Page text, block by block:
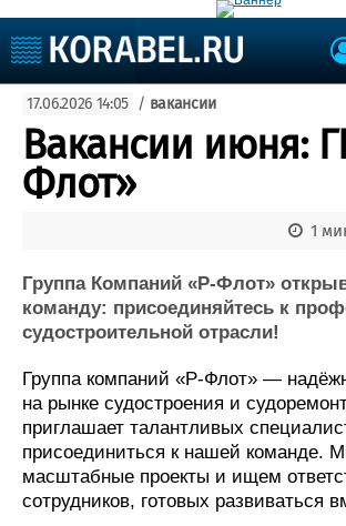
Судоходство
Судоремонт
События
Пресс-релизы
Порты
Еще
Судостроение
Новости
Компании
Репутация
Работа
Крюинг
Журнал
Торговая
Продажа флота
Оборудование
Изделия
Материалы
Услуги
17.06.2026 14:05 / вакансии
Вакансии июня:
Флот»
1
Группа Компаний «Р-Флот»
команду: присоединяйтесь к
судостроительной отрасли!
Группа компаний «Р-Флот» —
на рынке судостроения и
приглашает талантливых
присоединиться к нашей команде.
масштабные проекты и ищем
сотрудников, готовых развиваться